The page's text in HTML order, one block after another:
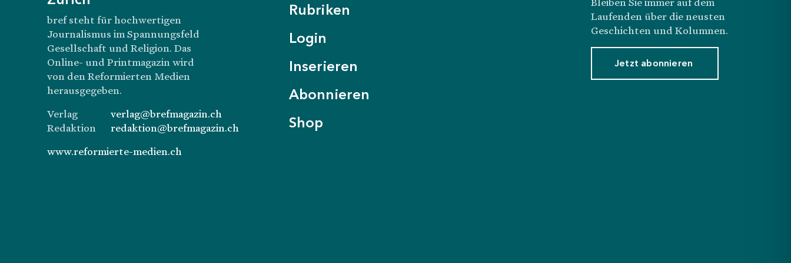
bref steht für hochwertigen
Journalismus im Spannungsfeld
Gesellschaft und Religion. Das
Online- und Printmagazin wird
von den Reformierten Medien
herausgegeben.
Verlag
verlag@brefmagazin.ch
Redaktion
redaktion@brefmagazin.ch
www.reformierte-medien.ch
Rubriken
Login
Inserieren
Abonnieren
Shop
Laufenden über die neusten
Geschichten und Kolumnen.
Jetzt abonnieren